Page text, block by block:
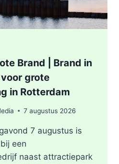
Brand | Brand in
grote
in Rotterdam
7 augustus 2026
7 augustus is
een
naast attractiepark